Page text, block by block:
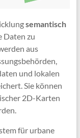
semantisch
Daten zu
aus
und lokalen
Sie können
2D-Karten
für urbane